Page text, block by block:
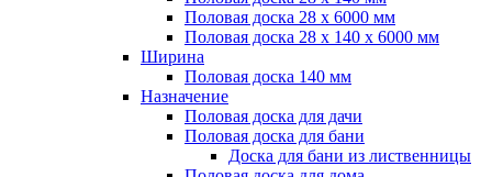
Половая доска 28 х 6000 мм
Половая доска 28 х 140 х 6000 мм
Ширина
Половая доска 140 мм
Назначение
Половая доска для дачи
Половая доска для бани
Доска для бани из лиственницы